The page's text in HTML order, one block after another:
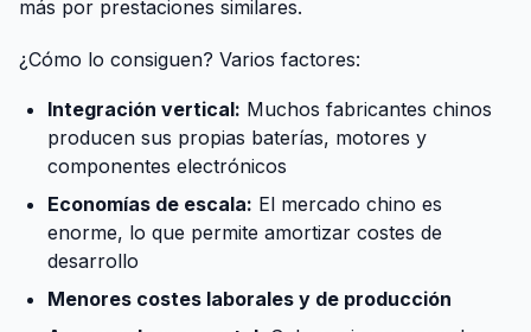
más por prestaciones similares.
¿Cómo lo consiguen? Varios factores:
Integración vertical: Muchos fabricantes chinos
producen sus propias baterías, motores y
componentes electrónicos
Economías de escala: El mercado chino es
enorme, lo que permite amortizar costes de
desarrollo
Menores costes laborales y de producción